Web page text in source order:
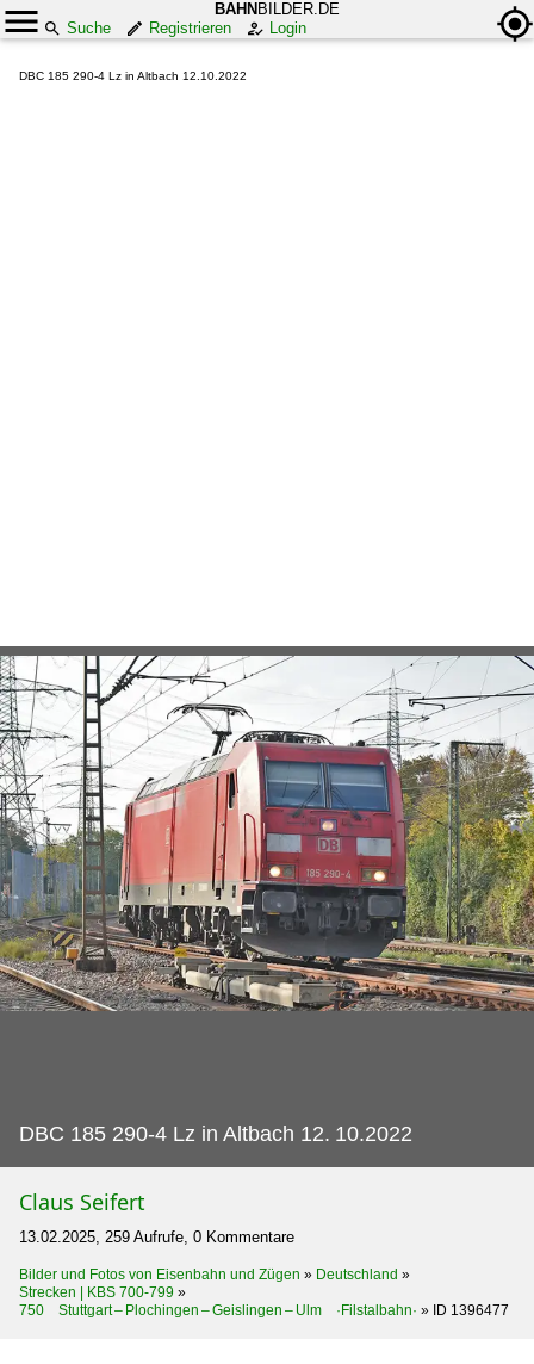
BAHN BILDER.DE
Suche
Registrieren Login
DBC 185 290-4 Lz in Altbach 12.10.2022
DBC 185 290-4 Lz in Altbach 12. 10.2022
Claus Seifert
13.02.2025, 259 Aufrufe, 0 Kommentare
Bilder und Fotos von Eisenbahn und Zügen » Deutschland »
Strecken | KBS 700-799 »
750 Stuttgart – Plochingen – Geislingen – Ulm ·Filstalbahn· » ID 1396477